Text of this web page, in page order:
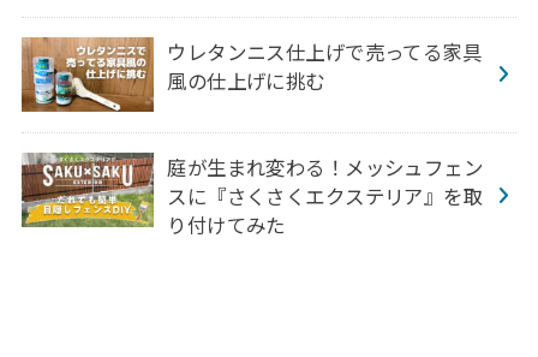
ウレタンニス仕上げで売ってる家具
風の仕上げに挑む
庭が生まれ変わる！メッシュフェン
スに『さくさくエクステリア』を取
り付けてみた